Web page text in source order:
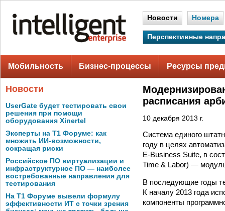
Новости Номера
Перспективные
Мобильность Бизнес-процессы Ресурсы
Новости
UserGate будет тестировать свои
решения при помощи
оборудования Xinertel
Эксперты на Т1 Форуме: как
множить ИИ-возможности,
сокращая риски
Российское ПО виртуализации и
инфраструктурное ПО — наиболее
востребованные направления для
тестирования
На Т1 Форуме вывели формулу
эффективности ИТ с точки зрения
расписания
10 декабря 2013 г.
Система единого
году в целях
E-Business Suite, в
Time & Labor) —
В последующие годы
К началу 2013 года
компоненты